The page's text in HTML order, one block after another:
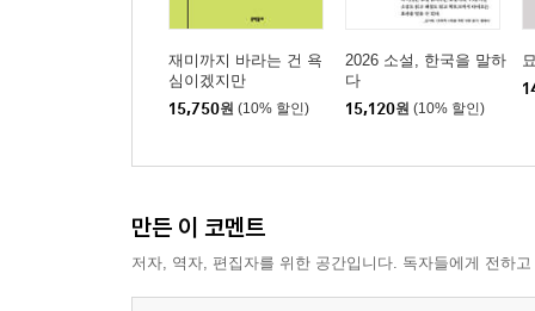
연애의 그늘
4부 소문들
가벼운 숲
앰뷸런스
아네모네
재미까지 바라는 건 욕
심이겠지만
15,750원 (10% 할인)
2026 소설, 한국을 말하
다
15,120원 (10% 할인)
만든 이 코멘트
저자, 역자, 편집자를 위한 공간입니다. 독자들에게 전하